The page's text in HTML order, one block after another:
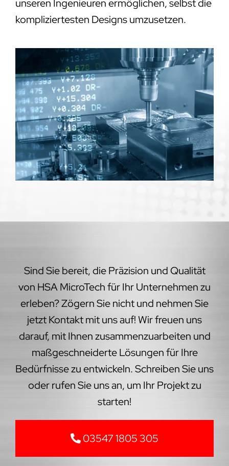
unseren Ingenieuren ermöglichen, selbst die
kompliziertesten Designs umzusetzen.
Sind Sie bereit, die Präzision und Qualität
von HSA MicroTech für Ihr Unternehmen zu
erleben? Zögern Sie nicht und nehmen Sie
jetzt Kontakt mit uns auf! Wir freuen uns
darauf, mit Ihnen zusammenzuarbeiten und
maßgeschneiderte Lösungen für Ihre
Bedürfnisse zu entwickeln. Schreiben Sie uns
oder rufen Sie uns an, um Ihr Projekt zu
starten!
03547 1805 305